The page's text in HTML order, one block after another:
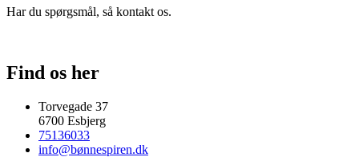
Har du spørgsmål, så kontakt os.
Find os her
Torvegade 37
6700 Esbjerg
75136033
info@bønnespiren.dk